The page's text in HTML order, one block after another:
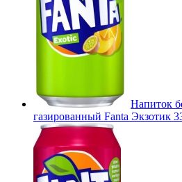
Напиток
газированный Fanta Экзотик